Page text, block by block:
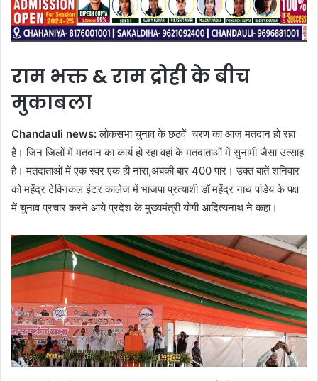
राम भक्त & राम द्रोही के बीच
मुकाबला
Chandauli news:लोकसभा चुनाव के छठवें चरण का आज मतदान हो रहा
है। जिन जिलों में मतदान का कार्य हो रहा वहां के मतदाताओं में सुनामी जैसा उत्साह
है। मतदाताओं में एक स्वर एक ही नारा,अबकी बार 400 पार। उक्त बातें शनिवार
को महेंद्र टेक्निकल इंटर कालेज में भाजपा प्रत्याशी डॉ महेंद्र नाथ पांडेय के पक्ष
में चुनाव प्रचार करने आये प्रदेश के मुख्यमंत्री योगी आदित्यनाथ ने कहा।